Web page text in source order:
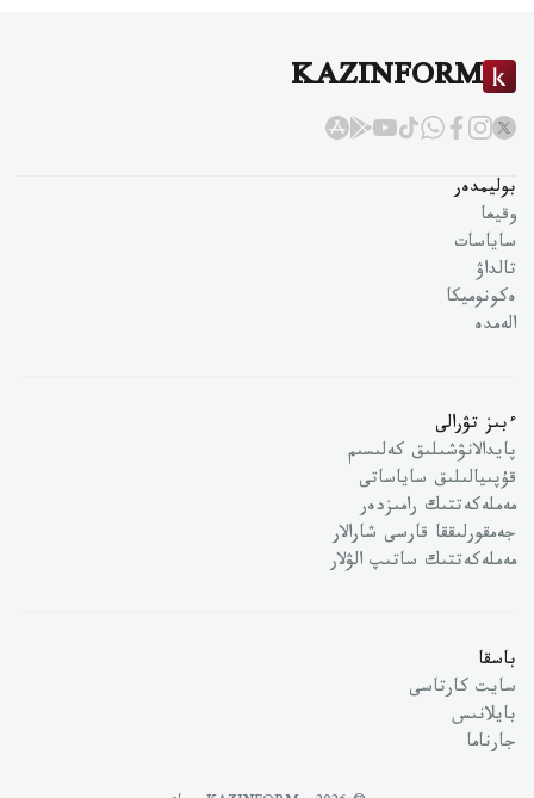
KAZINFORM
بوليمدەر
وقيعا
ساياسات
تالداۋ
ەكونوميكا
الەمدە
ءبىز تۋرالى
پايدالانۋشىلىق كەلىسىم
قۇپىيالىلىق ساياساتى
مەملەكەتتىك رامىزدەر
جەمقورلىققا قارسى شارالار
مەملەكەتتىك ساتىپ الۋلار
باسقا
سايت كارتاسى
بايلانىس
جارناما